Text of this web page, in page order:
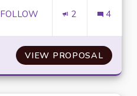
22 FOLLOWERS
FOLLOW 2 4
VIEW PROPOSAL